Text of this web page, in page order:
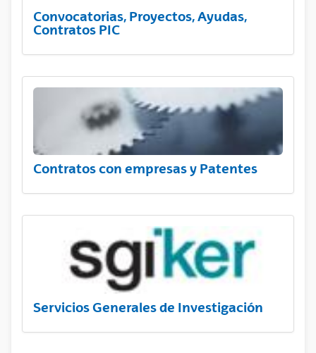
Convocatorias, Proyectos, Ayudas,
Contratos PIC
Contratos con empresas y Patentes
Servicios Generales de Investigación